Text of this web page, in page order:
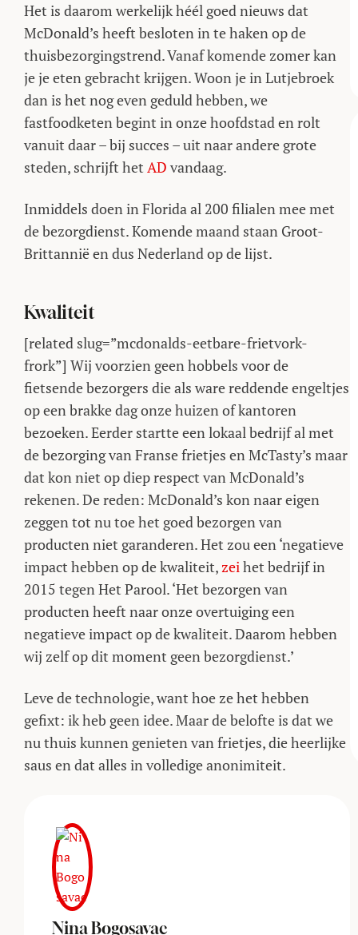
Het is daarom werkelijk héél goed nieuws dat
McDonald’s heeft besloten in te haken op de
thuisbezorgingstrend. Vanaf komende zomer kan
je je eten gebracht krijgen. Woon je in Lutjebroek
dan is het nog even geduld hebben, we
fastfoodketen begint in onze hoofdstad en rolt
vanuit daar – bij succes – uit naar andere grote
steden, schrijft het AD vandaag.
Inmiddels doen in Florida al 200 filialen mee met
de bezorgdienst. Komende maand staan Groot-
Brittannië en dus Nederland op de lijst.
Kwaliteit
[related slug=”mcdonalds-eetbare-frietvork-
frork”] Wij voorzien geen hobbels voor de
fietsende bezorgers die als ware reddende engeltjes
op een brakke dag onze huizen of kantoren
bezoeken. Eerder startte een lokaal bedrijf al met
de bezorging van Franse frietjes en McTasty’s maar
dat kon niet op diep respect van McDonald’s
rekenen. De reden: McDonald’s kon naar eigen
zeggen tot nu toe het goed bezorgen van
producten niet garanderen. Het zou een ‘negatieve
impact hebben op de kwaliteit,zeihet bedrijf in
2015 tegen Het Parool. ‘Het bezorgen van
producten heeft naar onze overtuiging een
negatieve impact op de kwaliteit. Daarom hebben
wij zelf op dit moment geen bezorgdienst.’
Leve de technologie, want hoe ze het hebben
gefixt: ik heb geen idee. Maar de belofte is dat we
nu thuis kunnen genieten van frietjes, die heerlijke
saus en dat alles in volledige anonimiteit.
Nina Bogosavac